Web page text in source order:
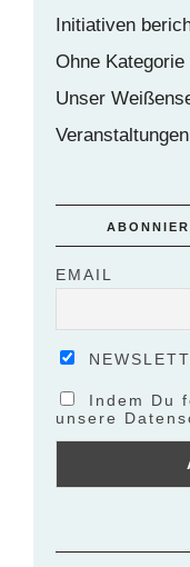
Initiativen
Ohne Kategorie
Unser
Veranstaltungen
EMAIL
Indem Du
unsere